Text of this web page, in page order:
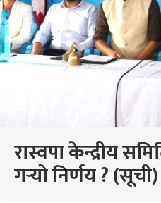
रास्वपा केन्द्रीय
गर्‍यो निर्णय ? (सूची)